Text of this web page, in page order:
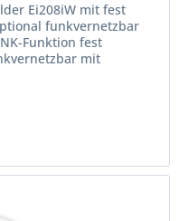
Ei208iW mit fest
funkvernetzbar
Funktion fest
mit